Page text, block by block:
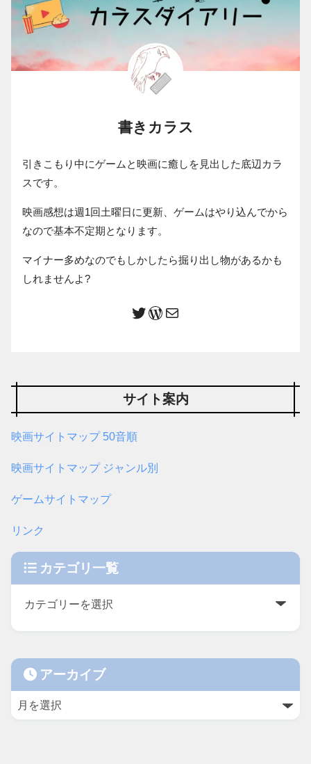
書きカラス
引きこもり中にゲームと映画に癒しを見出した底辺カラ
スです。
映画感想は週1回土曜日に更新、ゲームはやり込んでから
なので基本不定期となります。
マイナー多めなのでもしかしたら掘り出し物があるかも
しれませんよ?
サイト案内
映画サイトマップ 50音順
映画サイトマップ ジャンル別
ゲームサイトマップ
リンク
カテゴリ一覧
アーカイブ